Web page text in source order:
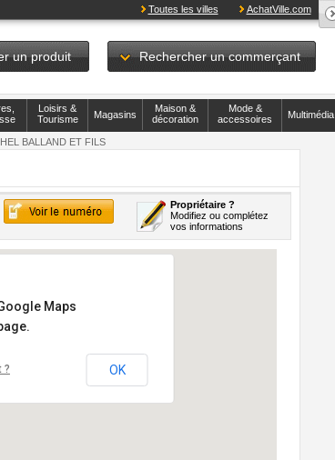
Toutes les villes AchatVille.com
un produit Rechercher un commerçant
Loisirs &
Tourisme
Magasins
Maison &
décoration
Mode &
accessoires
Multimédia
BALLAND ET FILS
Propriétaire ?
Modifiez ou complétez
vos informations
Maps
? OK